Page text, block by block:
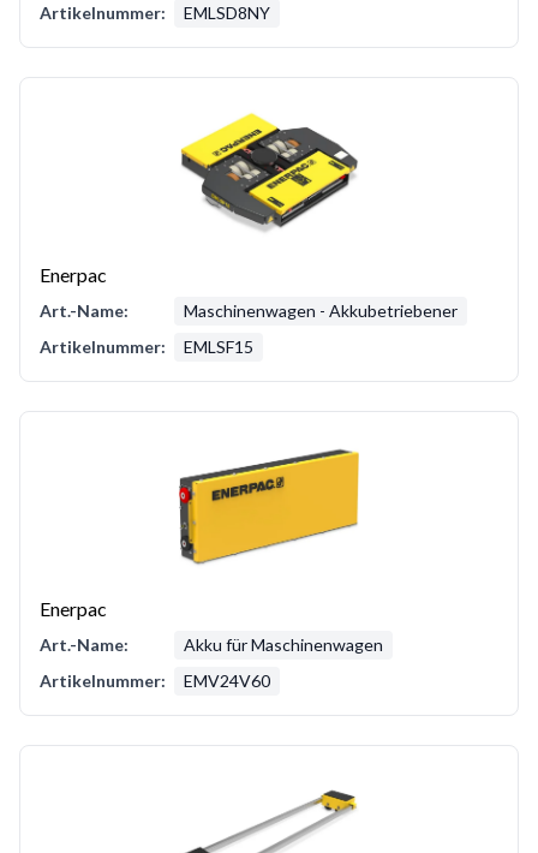
Artikelnummer:
EMLSD8NY
Enerpac
Art.-Name:
Maschinenwagen - Akkubetriebener
Artikelnummer:
EMLSF15
Enerpac
Art.-Name:
Akku für Maschinenwagen
Artikelnummer:
EMV24V60